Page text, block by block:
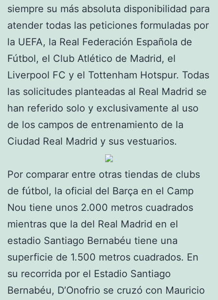
siempre su más absoluta disponibilidad para
atender todas las peticiones formuladas por
la UEFA, la Real Federación Española de
Fútbol, el Club Atlético de Madrid, el
Liverpool FC y el Tottenham Hotspur. Todas
las solicitudes planteadas al Real Madrid se
han referido solo y exclusivamente al uso
de los campos de entrenamiento de la
Ciudad Real Madrid y sus vestuarios.
Por comparar entre otras tiendas de clubs
de fútbol, la oficial del Barça en el Camp
Nou tiene unos 2.000 metros cuadrados
mientras que la del Real Madrid en el
estadio Santiago Bernabéu tiene una
superficie de 1.500 metros cuadrados. En
su recorrida por el Estadio Santiago
Bernabéu, D’Onofrio se cruzó con Mauricio